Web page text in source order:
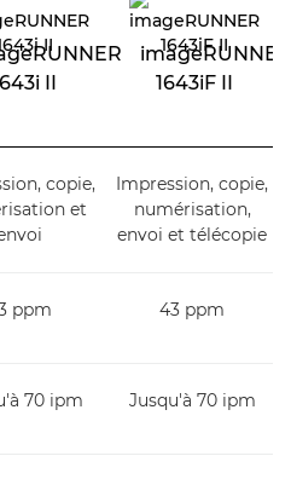
II
imageRUNNER
1643iF II
copie,
et
Impression, copie,
numérisation,
envoi et télécopie
ppm 43 ppm
70 ipm Jusqu'à 70 ipm